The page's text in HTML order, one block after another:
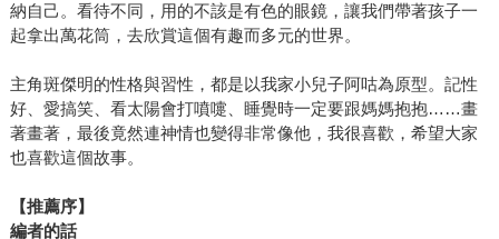
納自己。看待不同，用的不該是有色的眼鏡，讓我們帶著孩子一
起拿出萬花筒，去欣賞這個有趣而多元的世界。
主角斑傑明的性格與習性，都是以我家小兒子阿咕為原型。記性
好、愛搞笑、看太陽會打噴嚏、睡覺時一定要跟媽媽抱抱……畫
著畫著，最後竟然連神情也變得非常像他，我很喜歡，希望大家
也喜歡這個故事。
【推薦序】
編者的話